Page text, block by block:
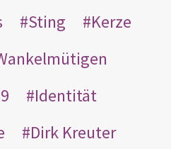
Sting
Kerze
Identität
Dirk Kreuter